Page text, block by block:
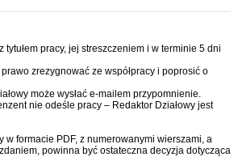
pracy, jej streszczeniem i w terminie 5 dni
zrezygnować ze współpracy i poprosić o
może wysłać e-mailem przypomnienie.
nie odeśle pracy – Redaktor Działowy jest
formacie PDF, z numerowanymi wierszami, a
powinna być ostateczna decyzja dotycząca